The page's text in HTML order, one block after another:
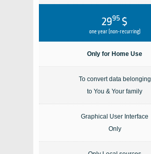
$ 29
95
one year (non-recurring)
Only for Home Use
To convert data belonging
to You & Your family
Graphical User Interface
Only